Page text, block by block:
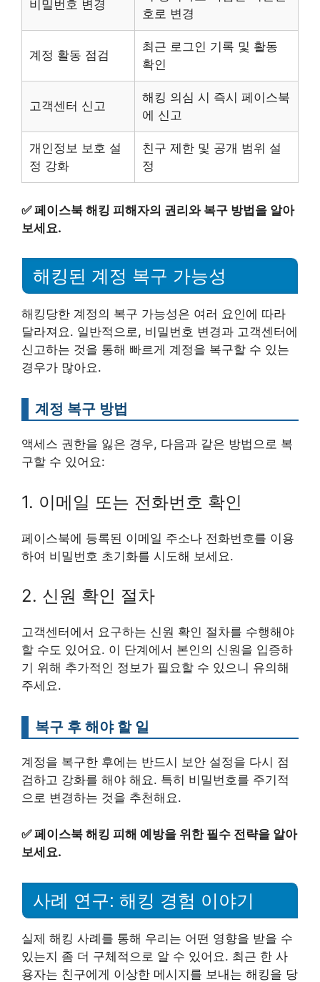
비밀번호 변경
호로 변경
계정 활동 점검
최근 로그인 기록 및 활동
확인
고객센터 신고
해킹 의심 시 즉시 페이스북
에 신고
개인정보 보호 설
정 강화
친구 제한 및 공개 범위 설
정
✅페이스북 해킹 피해자의 권리와 복구 방법을 알아
보세요.
해킹된 계정 복구 가능성
해킹당한 계정의 복구 가능성은 여러 요인에 따라
달라져요. 일반적으로, 비밀번호 변경과 고객센터에
신고하는 것을 통해 빠르게 계정을 복구할 수 있는
경우가 많아요.
계정 복구 방법
액세스 권한을 잃은 경우, 다음과 같은 방법으로 복
구할 수 있어요:
1. 이메일 또는 전화번호 확인
페이스북에 등록된 이메일 주소나 전화번호를 이용
하여 비밀번호 초기화를 시도해 보세요.
2. 신원 확인 절차
고객센터에서 요구하는 신원 확인 절차를 수행해야
할 수도 있어요. 이 단계에서 본인의 신원을 입증하
기 위해 추가적인 정보가 필요할 수 있으니 유의해
주세요.
복구 후 해야 할 일
계정을 복구한 후에는 반드시 보안 설정을 다시 점
검하고 강화를 해야 해요. 특히 비밀번호를 주기적
으로 변경하는 것을 추천해요.
✅페이스북 해킹 피해 예방을 위한 필수 전략을 알아
보세요.
사례 연구: 해킹 경험 이야기
실제 해킹 사례를 통해 우리는 어떤 영향을 받을 수
있는지 좀 더 구체적으로 알 수 있어요. 최근 한 사
용자는 친구에게 이상한 메시지를 보내는 해킹을 당